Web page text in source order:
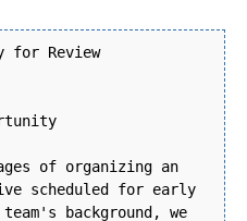
for Review
of organizing an
scheduled for early
background, we